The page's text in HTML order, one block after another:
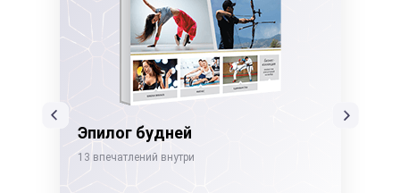
Эпилог будней
13 впечатлений внутри